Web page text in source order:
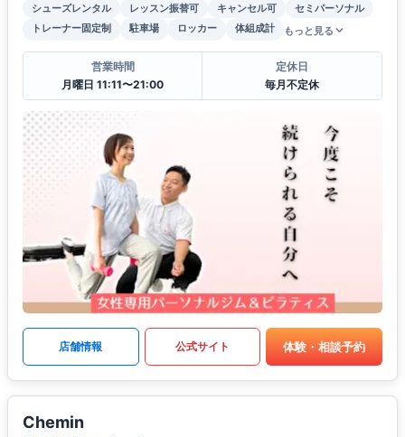
シューズレンタル レッスン振替可 キャンセル可
セミパーソナル
トレーナー固定制
駐車場 ロッカー 体組成計 もっと見る
営業時間
月曜日 11:11〜21:00
定休日
毎月不定休
店舗情報 公式サイト 体験・相談予約
Chemin